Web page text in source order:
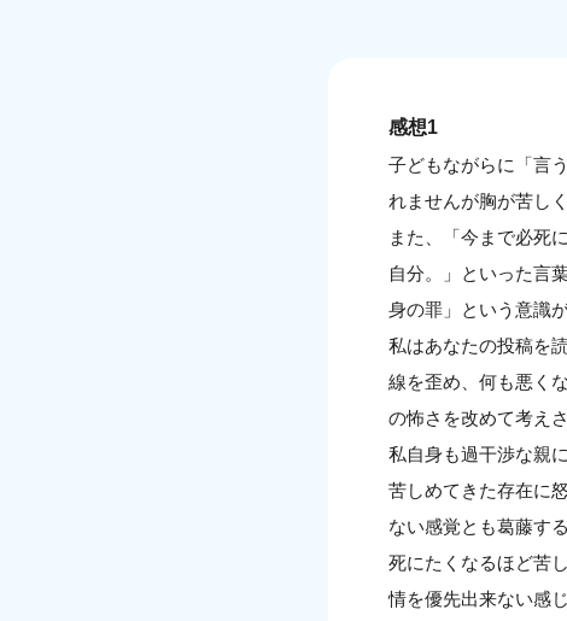
感想1
子どもながらに「言
れませんが胸が苦し
また、「今まで必死
自分。」といった言
身の罪」という意識
私はあなたの投稿を
線を歪め、何も悪く
の怖さを改めて考え
私自身も過干渉な親
苦しめてきた存在に
ない感覚とも葛藤す
死にたくなるほど苦
情を優先出来ない感